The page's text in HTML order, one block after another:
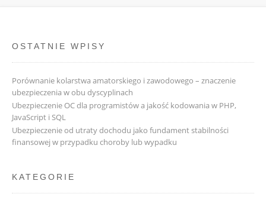
OSTATNIE WPISY
Porównanie kolarstwa amatorskiego i zawodowego – znaczenie
ubezpieczenia w obu dyscyplinach
Ubezpieczenie OC dla programistów a jakość kodowania w PHP,
JavaScript i SQL
Ubezpieczenie od utraty dochodu jako fundament stabilności
finansowej w przypadku choroby lub wypadku
KATEGORIE